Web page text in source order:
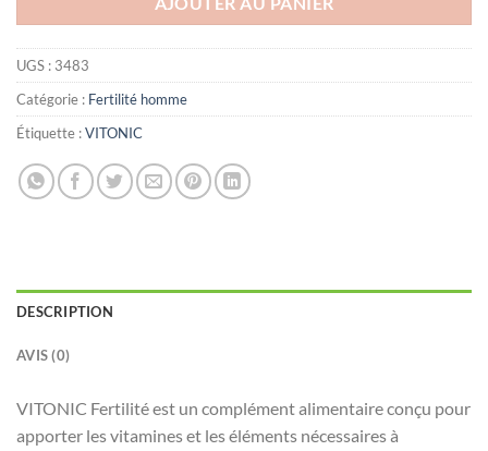
UGS : 3483
Catégorie : Fertilité homme
Étiquette :VITONIC
DESCRIPTION
AVIS (0)
VITONIC Fertilité est un complément alimentaire conçu pour
apporter les vitamines et les éléments nécessaires à